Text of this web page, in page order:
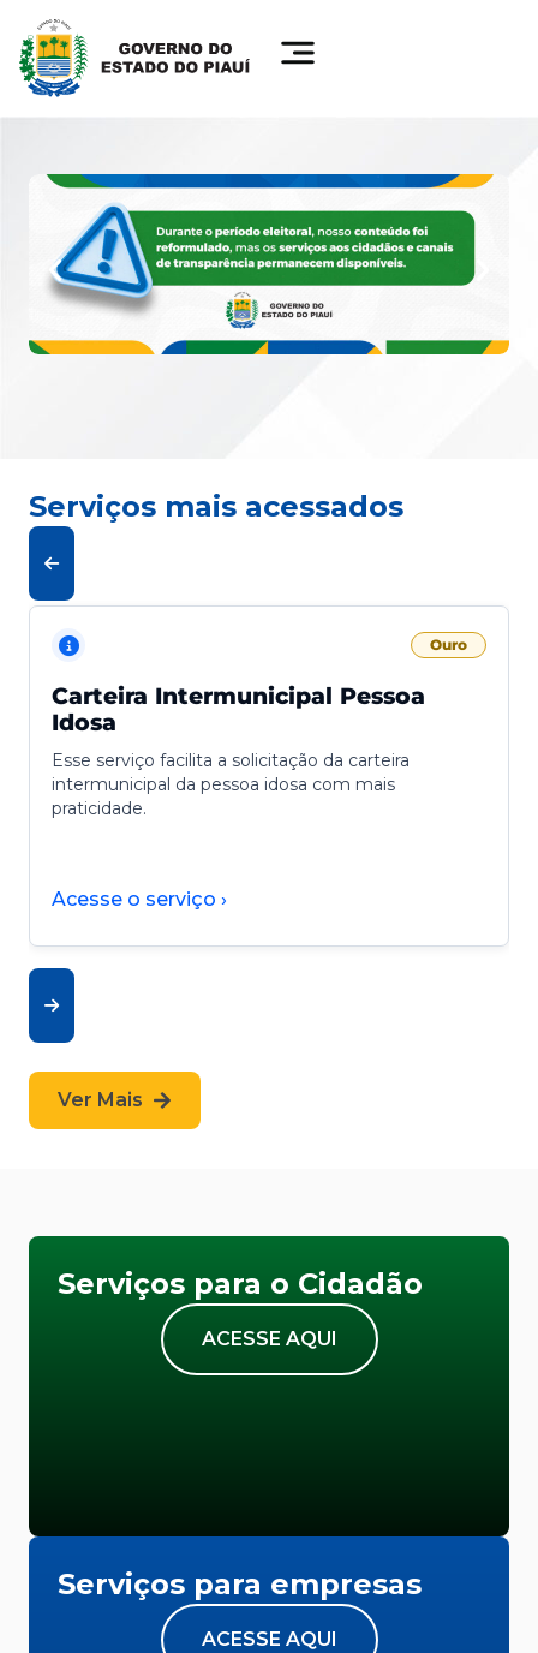
Serviços mais acessados
Ouro
Carteira Intermunicipal Pessoa
Idosa
Esse serviço facilita a solicitação da carteira
intermunicipal da pessoa idosa com mais
praticidade.
Acesse o serviço ›
Ver Mais
Serviços para o Cidadão
ACESSE AQUI
Serviços para empresas
ACESSE AQUI